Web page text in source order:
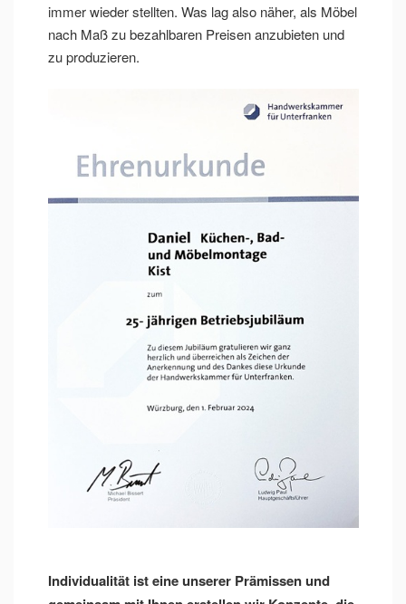
immer wieder stellten. Was lag also näher, als Möbel
nach Maß zu bezahlbaren Preisen anzubieten und
zu produzieren.
Individualität ist eine unserer Prämissen und